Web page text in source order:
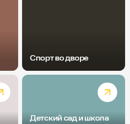
Спорт во дворе
Детский сад и школа